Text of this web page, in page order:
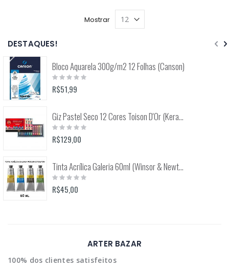
Mostrar
DESTAQUES!
Bloco Aquarela 300g/m2 12 Folhas (Canson)
Rating:
0%
R$51,99
Giz Pastel Seco 12 Cores Toison D'Or (Keramik) 8512
Rating:
0%
R$129,00
Tinta Acrílica Galeria 60ml (Winsor & Newton)
Rating:
0%
R$45,00
ARTER BAZAR
100% dos clientes satisfeitos